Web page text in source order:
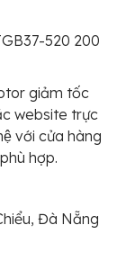
520 200
giảm tốc
website trực
với cửa hàng
hợp.
Đà Nẵng